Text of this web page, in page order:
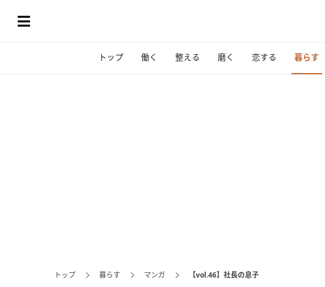
トップ 働く 整える 磨く 恋する 暮らす
トップ 暮らす マンガ 【vol.46】社長の息子